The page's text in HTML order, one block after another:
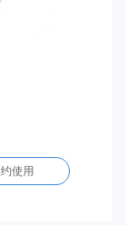
使用